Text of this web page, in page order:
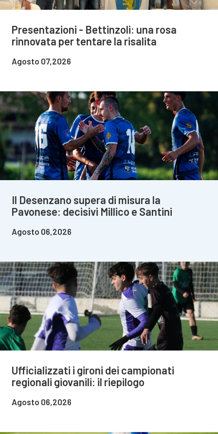
Presentazioni - Bettinzoli: una rosa
rinnovata per tentare la risalita
Agosto 07,2026
Il Desenzano supera di misura la
Pavonese: decisivi Millico e Santini
Agosto 06,2026
Ufficializzati i gironi dei campionati
regionali giovanili: il riepilogo
Agosto 06,2026